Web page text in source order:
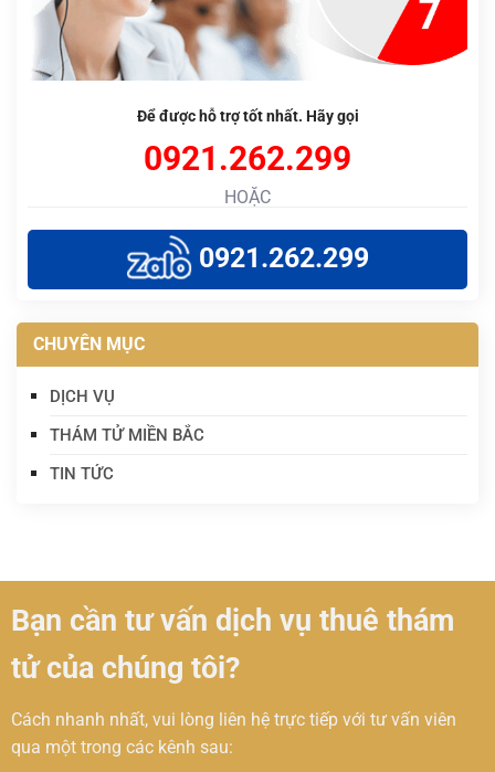
Để được hỗ trợ tốt nhất. Hãy gọi
0921.262.299
HOẶC
0921.262.299
CHUYÊN MỤC
DỊCH VỤ
THÁM TỬ MIỀN BẮC
TIN TỨC
Bạn cần tư vấn dịch vụ thuê thám
tử của chúng tôi?
Cách nhanh nhất, vui lòng liên hệ trực tiếp với tư vấn viên
qua một trong các kênh sau: